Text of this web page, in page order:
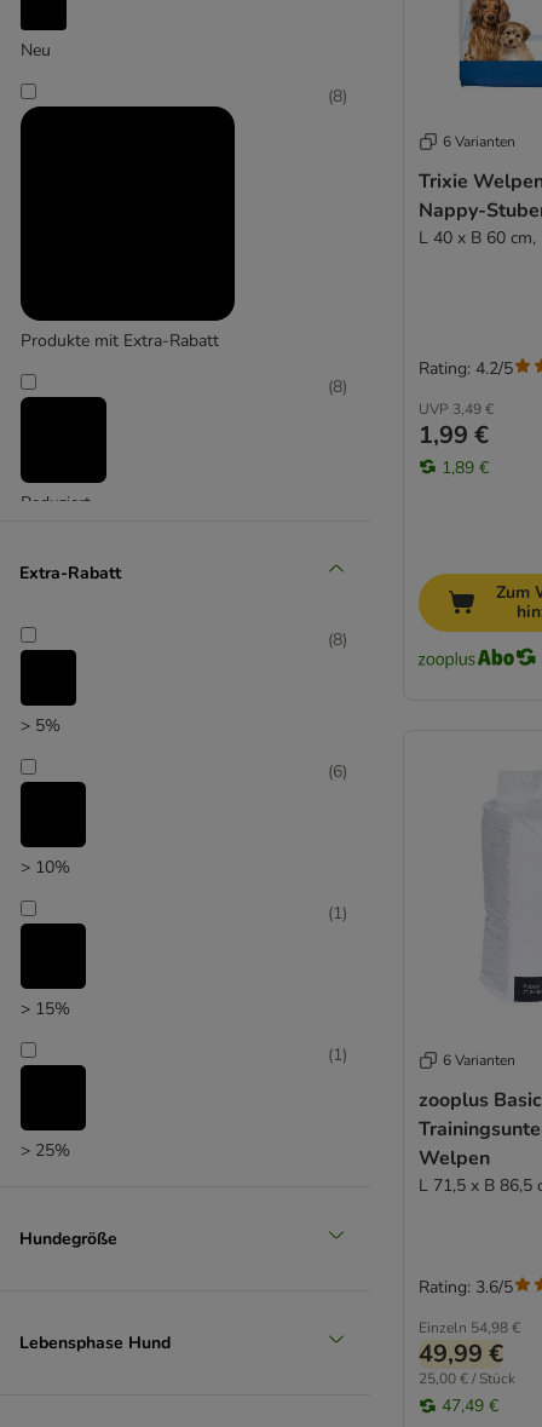
Lionto
Neu
Produkte mit Extra-Rabatt
(8)
Reduziert
(8)
Unser Favorit
Extra-Rabatt
> 5%
(8)
> 10%
(6)
> 15%
(1)
> 25%
(1)
Hundegröße
Lebensphase Hund
6 Varianten
Trixie
Nappy-
L 40 x B 60 cm,
UVP 3,49 €
1,99 €
1,89 €
Rating: 4.2/5
Zum
6 Varianten
zooplus
Welpen
L 71,5 x B 86,5
Einzeln 54,98 €
49,99 €
25,00 € / Stück
47,49 €
Rating: 3.6/5